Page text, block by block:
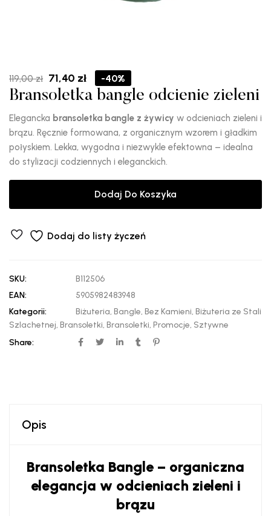
119,00zł Pierwotna
cena
wynosiła:
71,40 złAktualna
cena
wynosi:
-40%
Bransoletka bangle odcienie zieleni
Elegancka bransoletka bangle z żywicy w odcieniach zieleni i
brązu. Ręcznie formowana, z organicznym wzorem i gładkim
połyskiem. Lekka, wygodna i niezwykle efektowna – idealna
do stylizacji codziennych i eleganckich.
Dodaj Do Koszyka
Dodaj do listy życzeń
SKU:
B112506
EAN:
5905982483948
Kategorii:
Biżuteria, Bangle, Bez Kamieni, Biżuteria ze Stali
Szlachetnej, Bransoletki, Bransoletki, Promocje, Sztywne
Share:
Opis
Bransoletka Bangle – organiczna
elegancja w odcieniach zieleni i
brązu